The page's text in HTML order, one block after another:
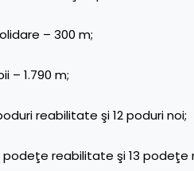
– 300 m;
– 1.790 m;
reabilitate şi 12 poduri noi;
reabilitate şi 13 podeţe